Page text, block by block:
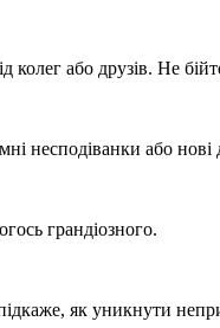
або друзів. Не
несподіванки або нові
грандіозного.
як уникнути